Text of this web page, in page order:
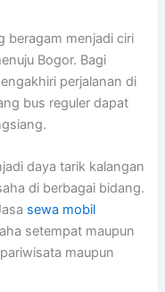
beragam menjadi ciri
Bogor. Bagi
perjalanan di
bus reguler dapat
daya tarik kalangan
di berbagai bidang.
sewa mobil
setempat maupun
maupun